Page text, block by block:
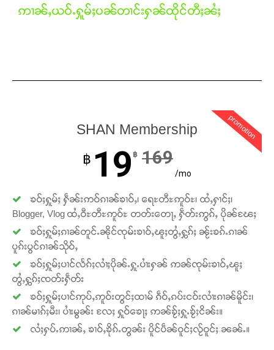
Support SHAN
ဝ်ႇၽူႈတွႆႇႁွၵ်ႈ လႆႈယူႇၶႃႈဢေႃႈ။
ဢၢၼ်ႇယဝ်ႉႁူမ်ႈပၼ်တၢင်းႁၼ်ထိုင်တီႈၼႆႈ
promotion
SHAN Membership
฿ 19 ฿ 169
/mo
ၶဝ်ႈႁူမ်ႈ ႁဵၼ်းဢဝ်ၵၢၼ်ၶၢဝ်ႇ၊ ရေႊတီႊဢူဝ်ႊ၊ ထႆႇႁၢင်ႈ၊
Blogger, Vlog ထႆႇဝီႊတီႊဢူဝ်ႊ တတ်းတေႃႇ ႁဵတ်းဢွၵ်ႇ ပိုၼ်ၽႄႈ
ၶဝ်ႈႁူမ်ႈၵၢၼ်တူင်ႉၼိုင်ၸုမ်းၶၢဝ်ႇၽူႈတွႆႇႁွၵ်ႈ ၼႂ်းၶၵ်ႉၵၢၼ်
ပူၵ်းပွင်ၵၢၼ်သိုဝ်ႇ
ၶဝ်ႈႁူမ်ႈပၢင်လႅၵ်ႈလၢႆႈပိုၼ်ႉႁူႉပၢႆးႁၼ် ဢၼ်ၸုမ်းၶၢဝ်ႇၽူႈ
တွႆႇႁွၵ်ႈၸတ်းႁဵတ်း
ၶဝ်ႈႁူမ်ႈပၢင်ဢုပ်ႇဢူဝ်းတွင်ႈထၢမ် ၵဵဝ်ႇၵပ်းငဝ်းလၢႆးၵၢၼ်မိူင်း၊
ၵၢၼ်မၢၵ်ႈမီး၊ ပၢႆးမွၼ်း လႄႈ ႁူဝ်ၶေႃႈ ဢၼ်ၶႂ်ႈႁူႉၶႂ်ႈငိၼ်း။
လႆႈႁပ်ႉဢၢၼ်ႇ ၶၢဝ်ႇၶိုၵ်ႉတွၼ်း ပိူင်ပဵၼ်ဝူင်ႈလႂ်ဝူင်ႈ ၼၼ်ႉ။